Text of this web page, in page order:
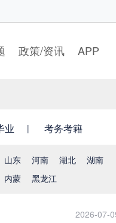
政策/资讯 APP
业 考务考籍
山东 河南 湖北
湖南
内蒙 黑龙江
2026-07-